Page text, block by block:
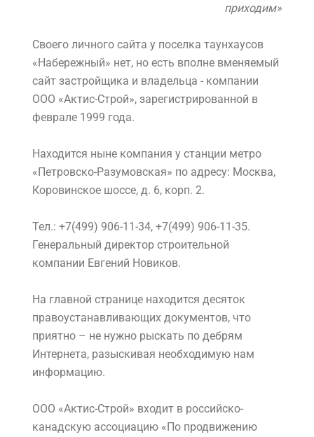
приходим»
Своего личного сайта у поселка таунхаусов
«Набережный» нет, но есть вполне вменяемый
сайт застройщика и владельца - компании
ООО «Актис-Строй», зарегистрированной в
феврале 1999 года.
Находится ныне компания у станции метро
«Петровско-Разумовская» по адресу: Москва,
Коровинское шоссе, д. 6, корп. 2.
Тел.: +7(499) 906-11-34, +7(499) 906-11-35.
Генеральный директор строительной
компании Евгений Новиков.
На главной странице находится десяток
правоустанавливающих документов, что
приятно – не нужно рыскать по дебрям
Интернета, разыскивая необходимую нам
информацию.
ООО «Актис-Строй» входит в российcко-
канадскую ассоциацию «По продвижению